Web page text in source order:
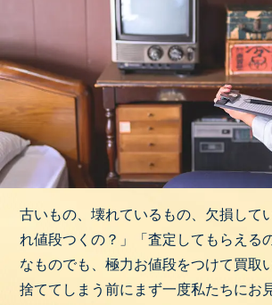
古いもの、壊れているもの、欠損して
れ値段つくの？」「査定してもらえる
なものでも、極力お値段をつけて買取
捨ててしまう前にまず一度私たちにお